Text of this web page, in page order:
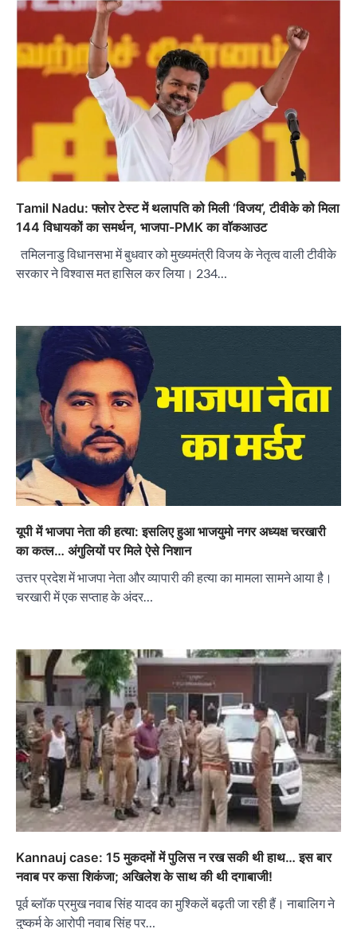
Tamil Nadu: फ्लोर टेस्ट में थलापति को मिली ‘विजय’, टीवीके को मिला
144 विधायकों का समर्थन, भाजपा-PMK का वॉकआउट
तमिलनाडु विधानसभा में बुधवार को मुख्यमंत्री विजय के नेतृत्व वाली टीवीके
सरकार ने विश्वास मत हासिल कर लिया। 234…
यूपी में भाजपा नेता की हत्या: इसलिए हुआ भाजयुमो नगर अध्यक्ष चरखारी
का कत्ल… अंगुलियों पर मिले ऐसे निशान
उत्तर प्रदेश में भाजपा नेता और व्यापारी की हत्या का मामला सामने आया है।
चरखारी में एक सप्ताह के अंदर…
Kannauj case: 15 मुकदमों में पुलिस न रख सकी थी हाथ… इस बार
नवाब पर कसा शिकंजा; अखिलेश के साथ की थी दगाबाजी!
पूर्व ब्लॉक प्रमुख नवाब सिंह यादव का मुश्किलें बढ़ती जा रही हैं। नाबालिग ने
दुष्कर्म के आरोपी नवाब सिंह पर…